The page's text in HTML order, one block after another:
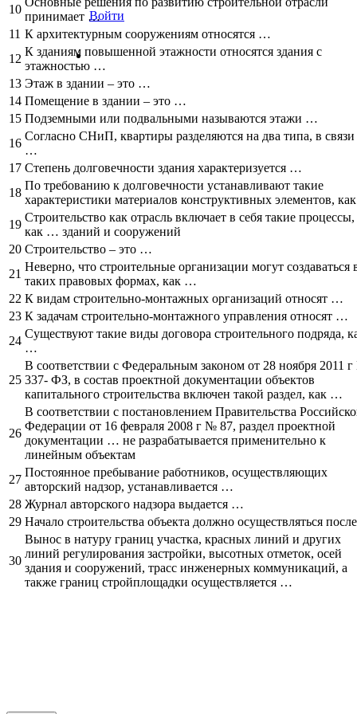
Войти
10
принимает …
11 К архитектурным сооружениям относятся …
12
К зданиям повышенной этажности относятся здания с
этажностью …
13 Этаж в здании – это …
14 Помещение в здании – это …
15 Подземными или подвальными называются этажи …
16
Согласно СНиП, квартиры разделяются на два типа, в связи
…
17 Степень долговечности здания характеризуется …
18
По требованию к долговечности устанавливают такие
характеристики материалов конструктивных элементов,
19
Строительство как отрасль включает в себя такие процессы,
как … зданий и сооружений
20 Строительство – это …
21
Неверно, что строительные организации могут создаваться
таких правовых формах, как …
22 К видам строительно-монтажных организаций относят …
23 К задачам строительно-монтажного управления относят …
24
Существуют такие виды договора строительного подряда,
…
25
В соответствии с Федеральным законом от 28 ноября 2011
337- ФЗ, в состав проектной документации объектов
капитального строительства включен такой раздел, как …
26
В соответствии с постановлением Правительства
Федерации от 16 февраля 2008 г № 87, раздел проектной
документации … не разрабатывается применительно к
линейным объектам
27
Постоянное пребывание работников, осуществляющих
авторский надзор, устанавливается …
28 Журнал авторского надзора выдается …
29 Начало строительства объекта должно осуществляться
30
Вынос в натуру границ участка, красных линий и других
линий регулирования застройки, высотных отметок, осей
здания и сооружений, трасс инженерных коммуникаций, а
также границ стройплощадки осуществляется …